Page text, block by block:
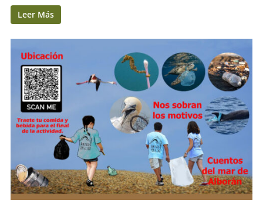
Leer Más